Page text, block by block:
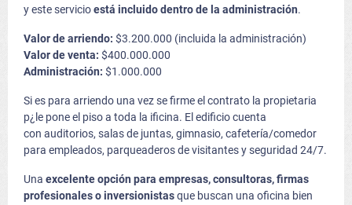
y este servicioestá incluido dentro de la administración.
Valor de arriendo: $3.200.000 (incluida la administración)
Valor de venta: $400.000.000
Administración: $1.000.000
Si es para arriendo una vez se firme el contrato la propietaria
p¿le pone el piso a toda la ificina. El edificio cuenta
con auditorios, salas de juntas, gimnasio, cafetería/comedor
para empleados, parqueaderos de visitantes y seguridad 24/7.
Una excelente opción para empresas, consultoras, firmas
profesionales o inversionistasque buscan una oficina bien